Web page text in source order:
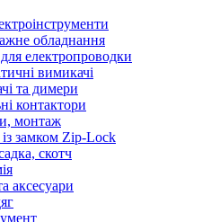
обладнання
електропроводки
вимикачі
та димери
контактори
монтаж
замком Zip-Lock
скотч
аксесуари